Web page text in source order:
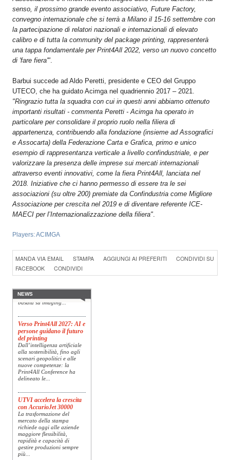
senso, il prossimo grande evento associativo, Future Factory,
convegno internazionale che si terrà a Milano il 15-16 settembre con
la partecipazione di relatori nazionali e internazionali di elevato
calibro e di tutta la community del package printing, rappresenterà
una tappa fondamentale per Print4All 2022, verso un nuovo concetto
di 'fare fiera'"
Barbui succede ad Aldo Peretti, presidente e CEO del Gruppo
UTECO, che ha guidato Acimga nel quadriennio 2017 – 2021.
"Ringrazio tutta la squadra con cui in questi anni abbiamo ottenuto
importanti risultati - commenta Peretti - Acimga ha operato in
particolare per consolidare il proprio ruolo nella filiera di
appartenenza, contribuendo alla fondazione (insieme ad Assografici
e Assocarta) della Federazione Carta e Grafica, primo e unico
esempio di rappresentanza verticale a livello confindustriale, e per
valorizzare la presenza delle imprese sui mercati internazionali
attraverso eventi innovativi, come la fiera Print4All, lanciata nel
2018. Iniziative che ci hanno permesso di essere tra le sei
associazioni (su oltre 200) premiate da Confindustria come Migliore
Associazione per crescita nel 2019 e di diventare referente ICE-
MAECI per l’Internazionalizzazione della filiera"
Players:ACIMGA
MANDA VIA EMAIL STAMPA AGGIUNGI AI PREFERITI
CONDIVIDI SU
FACEBOOK
CONDIVIDI
NEWS
Konica Minolta presenta
Specim RETEX
Konica Minolta, realtà di
riferimento a livello globale
una soluzione completa
basata su imaging...
Verso Print4All 2027: AI e
persone guidano il futuro
del printing
Dall’intelligenza artificiale
alla sostenibilità, fino agli
scenari geopolitici e alle
nuove competenze: la
Print4All Conference ha
delineato le...
UTVI accelera la crescita
con AccurioJet 30000
La trasformazione del
mercato della stampa
richiede oggi alle aziende
maggiore flessibilità,
rapidità e capacità di
gestire produzioni sempre
più...